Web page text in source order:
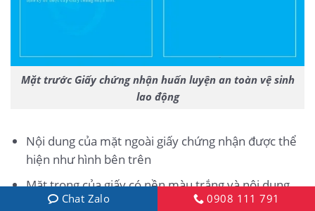
Mặt trước Giấy chứng nhận huấn luyện an toàn vệ sinh
lao động
Nội dung của mặt ngoài giấy chứng nhận được thể
hiện như hình bên trên
Mặt trong của giấy có nền màu trắng và nội dung
được thể hiện như bên dưới.
Chat Zalo 0908 111 791